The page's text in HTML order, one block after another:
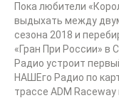
Пока любители
выдыхать между
сезона 2018 и
«Гран При России» в
Радио устроит
НАШЕго Радио по
трассе ADM